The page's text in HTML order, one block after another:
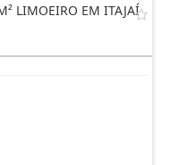
LIMOEIRO EM ITAJAÍ